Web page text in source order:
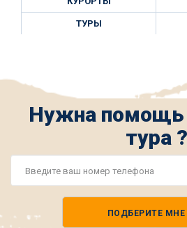
ТУРЫ
Нужна помощь
тура ?
ПОДБЕРИТЕ МНЕ